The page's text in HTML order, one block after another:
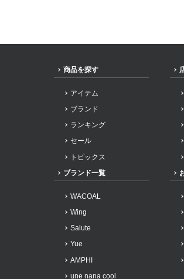
商品を探す
アイテム
ブランド
ランキング
セール
トピックス
ブランド一覧
WACOAL
Wing
Salute
Yue
AMPHI
une nana cool